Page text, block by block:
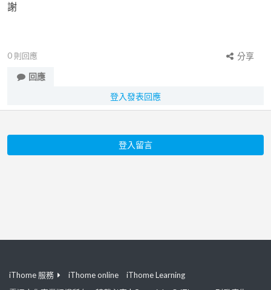
謝
0 則回應
分享
回應
登入發表回應
登入留言
iThome 服務 iThome online
iThome Learning